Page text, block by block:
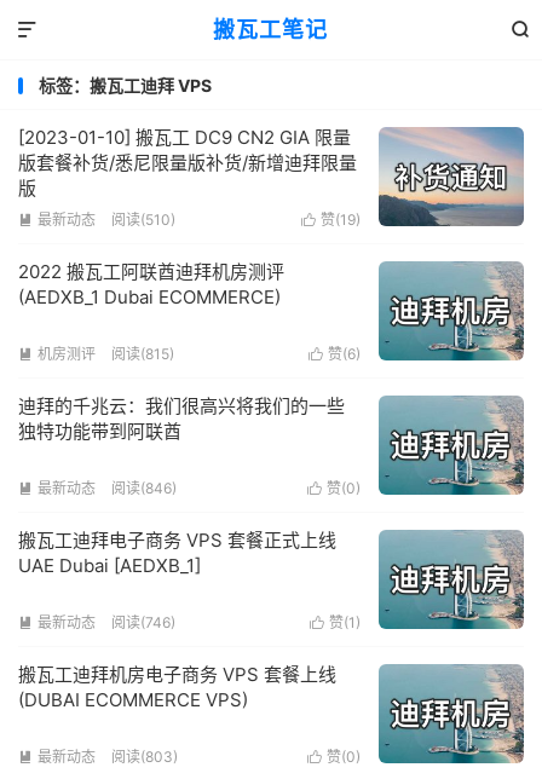
搬瓦工笔记 

标签：搬瓦工迪拜 VPS
[2023-01-10] 搬瓦工 DC9 CN2 GIA 限量
版套餐补货/悉尼限量版补货/新增迪拜限量
版
 最新动态 阅读(510)  赞(19)
2022 搬瓦工阿联酋迪拜机房测评
(AEDXB_1 Dubai ECOMMERCE)
 机房测评 阅读(815)  赞(6)
迪拜的千兆云：我们很高兴将我们的一些
独特功能带到阿联酋
 最新动态 阅读(846)  赞(0)
搬瓦工迪拜电子商务 VPS 套餐正式上线
UAE Dubai [AEDXB_1]
 最新动态 阅读(746)  赞(1 )
搬瓦工迪拜机房电子商务 VPS 套餐上线
(DUBAI ECOMMERCE VPS)
 最新动态 阅读(803)  赞(0)